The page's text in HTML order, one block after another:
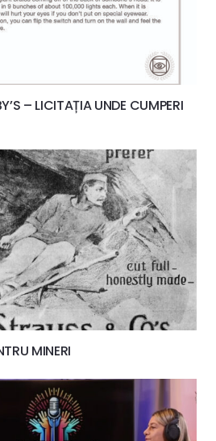
– LICITAȚIA UNDE CUMPERI
MINERI